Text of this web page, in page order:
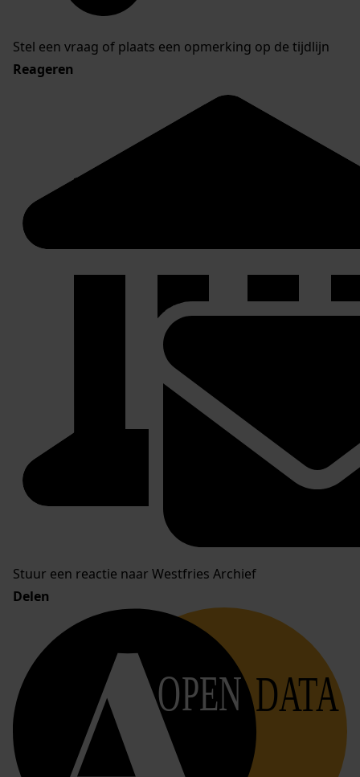
Stel een vraag of plaats een opmerking op de tijdlijn
Reageren
Stuur een reactie naar Westfries Archief
Delen
OPEN DATA